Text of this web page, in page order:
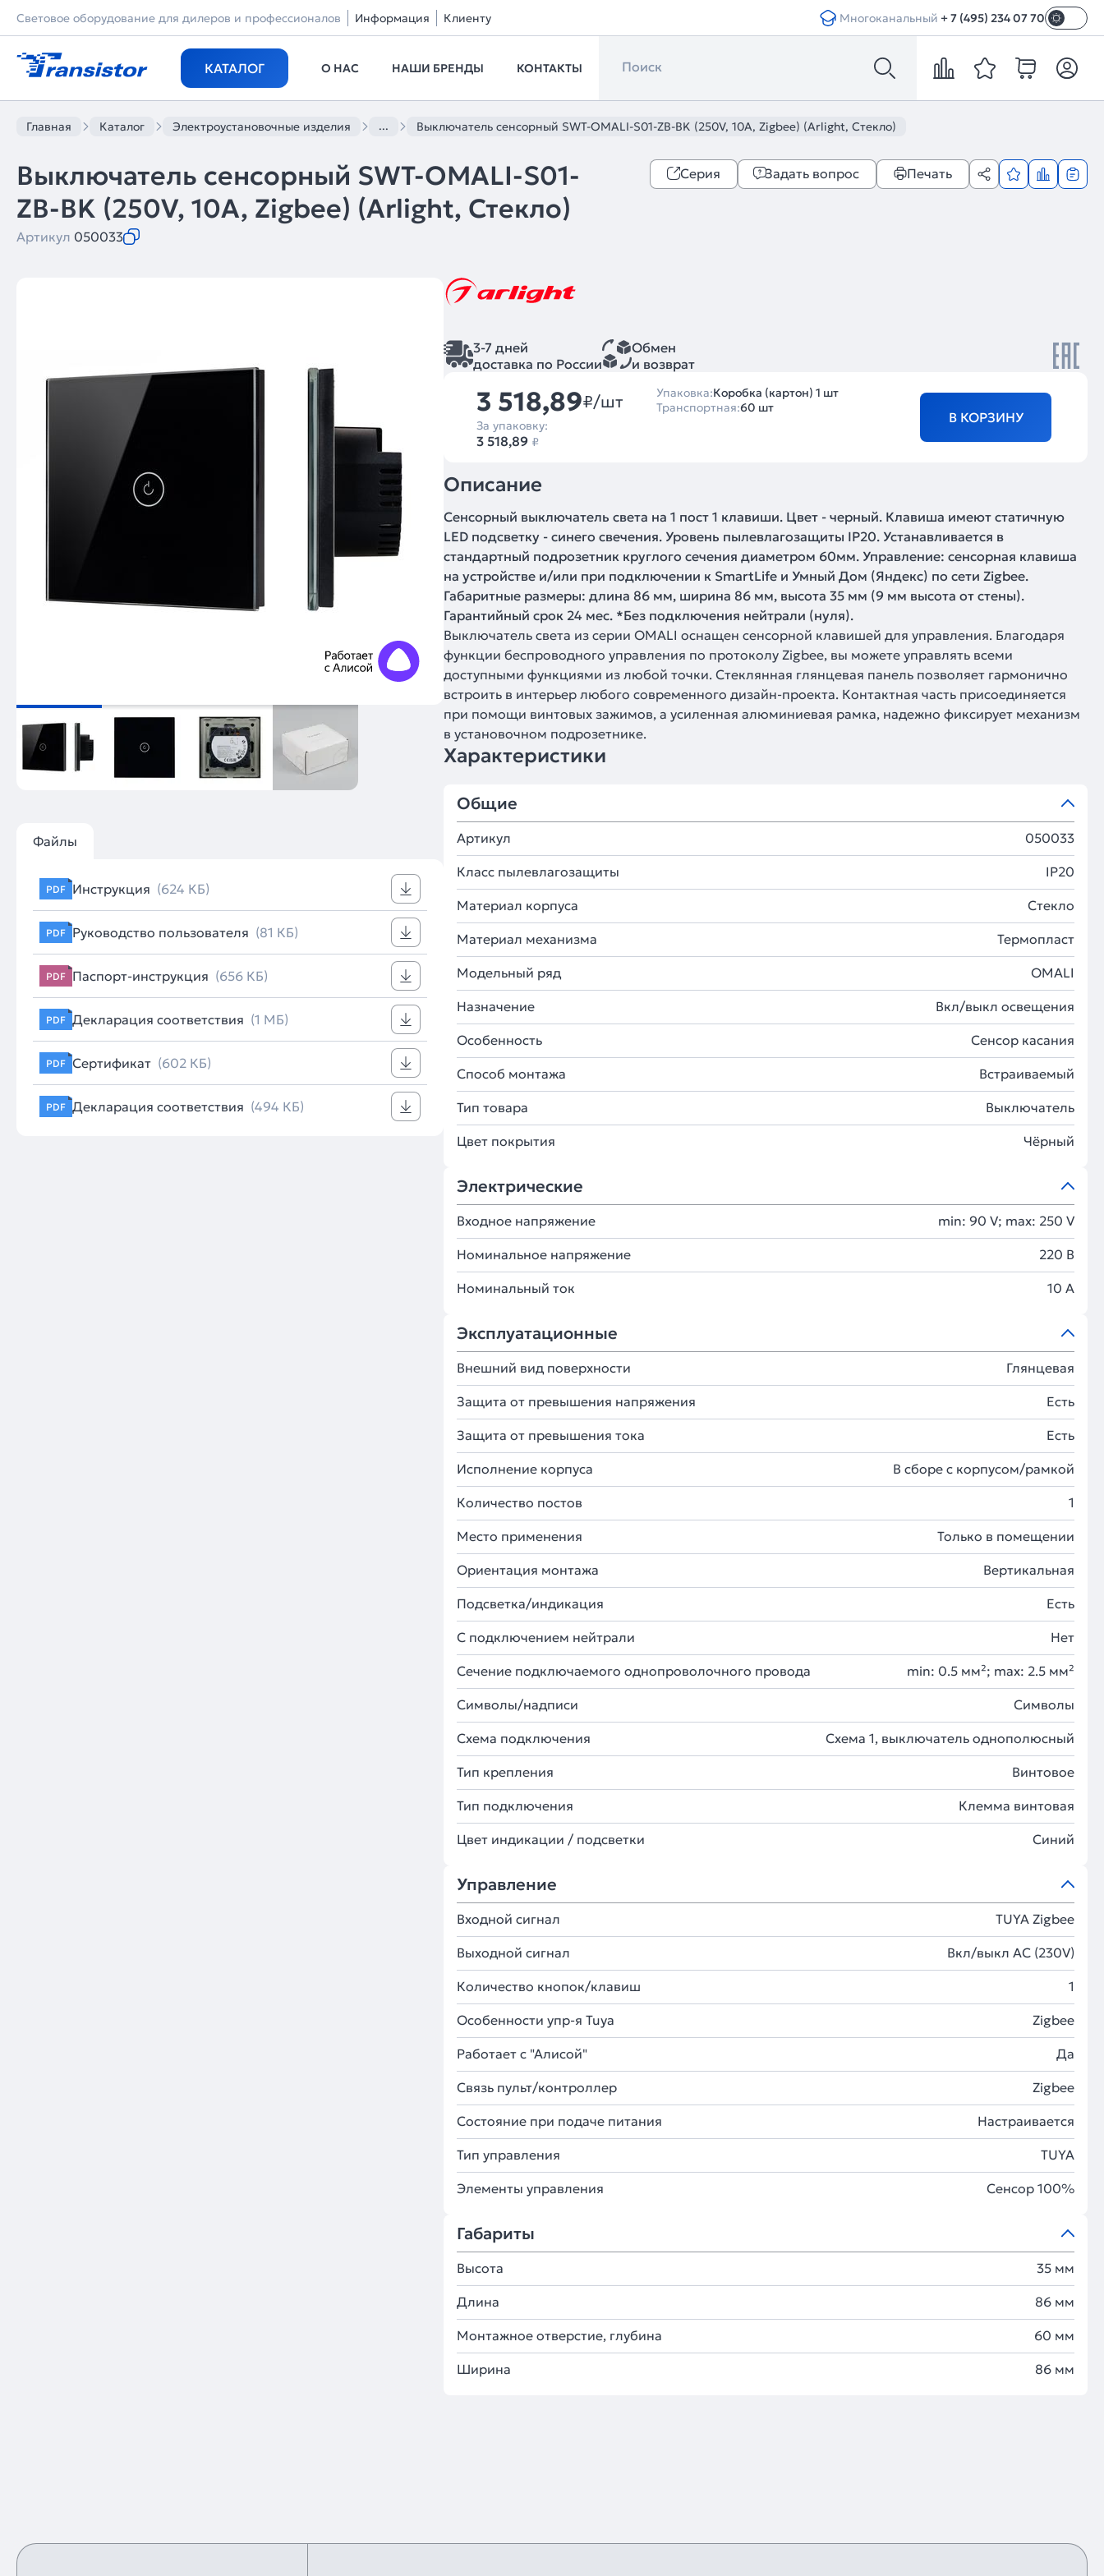
Световое оборудование для дилеров и профессионалов Информация Клиенту Многоканальный + 7 (495) 234 07 70
КАТАЛОГ О НАС НАШИ БРЕНДЫ КОНТАКТЫ
Главная Каталог Электроустановочные изделия ... Выключатель сенсорный SWT-OMALI-S01-ZB-BK (250V, 10A, Zigbee) (Arlight, Стекло)
Выключатель сенсорный SWT-OMALI-S01-
ZB-BK (250V, 10A, Zigbee) (Arlight, Стекло)
Артикул 050033
Серия Задать вопрос Печать
Файлы
PDF Инструкция (624 КБ)
PDF Руководство пользователя (81 КБ)
PDF Паспорт-инструкция (656 КБ)
PDF Декларация соответствия (1 МБ)
PDF Сертификат (602 КБ)
PDF Декларация соответствия (494 КБ)
3-7 дней
доставка по России
Обмен
и возврат
3 518,89₽/шт
За упаковку:
3 518,89 ₽
Упаковка:Коробка (картон) 1 шт
Транспортная:60 шт
В КОРЗИНУ
Описание
Сенсорный выключатель света на 1 пост 1 клавиши. Цвет - черный. Клавиша имеют статичную
LED подсветку - синего свечения. Уровень пылевлагозащиты IP20. Устанавливается в
стандартный подрозетник круглого сечения диаметром 60мм. Управление: сенсорная клавиша
на устройстве и/или при подключении к SmartLife и Умный Дом (Яндекс) по сети Zigbee.
Габаритные размеры: длина 86 мм, ширина 86 мм, высота 35 мм (9 мм высота от стены).
Гарантийный срок 24 мес. *Без подключения нейтрали (нуля).
Выключатель света из серии OMALI оснащен сенсорной клавишей для управления. Благодаря
функции беспроводного управления по протоколу Zigbee, вы можете управлять всеми
доступными функциями из любой точки. Стеклянная глянцевая панель позволяет гармонично
встроить в интерьер любого современного дизайн-проекта. Контактная часть присоединяется
при помощи винтовых зажимов, а усиленная алюминиевая рамка, надежно фиксирует механизм
в установочном подрозетнике.
Характеристики
Общие
Артикул 050033
Класс пылевлагозащиты IP20
Материал корпуса Стекло
Материал механизма Термопласт
Модельный ряд OMALI
Назначение Вкл/выкл освещения
Особенность Сенсор касания
Способ монтажа Встраиваемый
Тип товара Выключатель
Цвет покрытия Чёрный
Электрические
Входное напряжение min: 90 V; max: 250 V
Номинальное напряжение 220 В
Номинальный ток 10 А
Эксплуатационные
Внешний вид поверхности Глянцевая
Защита от превышения напряжения Есть
Защита от превышения тока Есть
Исполнение корпуса В сборе с корпусом/рамкой
Количество постов 1
Место применения Только в помещении
Ориентация монтажа Вертикальная
Подсветка/индикация Есть
С подключением нейтрали Нет
Сечение подключаемого однопроволочного провода min: 0.5 мм²; max: 2.5 мм²
Символы/надписи Cимволы
Схема подключения Схема 1, выключатель однополюсный
Тип крепления Винтовое
Тип подключения Клемма винтовая
Цвет индикации / подсветки Синий
Управление
Входной сигнал TUYA Zigbee
Выходной сигнал Вкл/выкл AC (230V)
Количество кнопок/клавиш 1
Особенности упр-я Tuya Zigbee
Работает с "Алисой" Да
Связь пульт/контроллер Zigbee
Состояние при подаче питания Настраивается
Тип управления TUYA
Элементы управления Сенсор 100%
Габариты
Высота 35 мм
Длина 86 мм
Монтажное отверстие, глубина 60 мм
Ширина 86 мм